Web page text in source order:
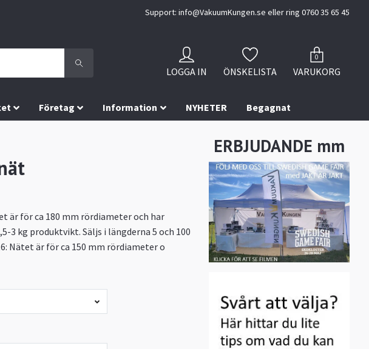
Support: info@VakuumKungen.se eller ring 0760 35 65 45
LOGGA IN ÖNSKELISTA
0
VARUKORG
Företag Information NYHETER Begagnat
ERBJUDANDE mm
är för ca 180 mm rördiameter och har
3 kg produktvikt. Säljs i längderna 5 och 100
Nätet är för ca 150 mm rördiameter o